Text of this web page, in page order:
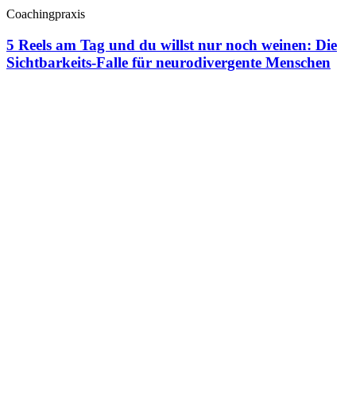
Coachingpraxis
5 Reels am Tag und du willst nur noch weinen: Die
Sichtbarkeits-Falle für neurodivergente Menschen